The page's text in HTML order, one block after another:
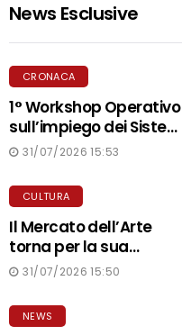
News Esclusive
CRONACA
1° Workshop Operativo
sull’impiego dei Sistemi
APR a Rieti
31/07/2026 15:53
CULTURA
Il Mercato dell’Arte
torna per la sua
seconda edizione
31/07/2026 15:50
NEWS